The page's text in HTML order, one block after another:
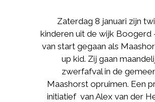
Zaterdag 8 januari zijn
kinderen uit de wijk Boogerd
van start gegaan als
up kid. Zij gaan
zwerfafval in de
Maashorst opruimen. Een
initiatief van Alex van der